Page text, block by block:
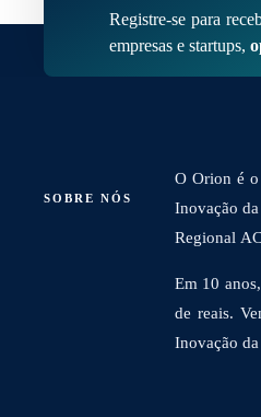
Registre-se para
empresas e startups,
SOBRE NÓS
O Orion é o
Inovação
Regional
Em 10
de reais.
Inovação da